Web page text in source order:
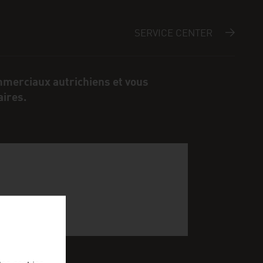
SERVICE CENTER
autrichiens et vous